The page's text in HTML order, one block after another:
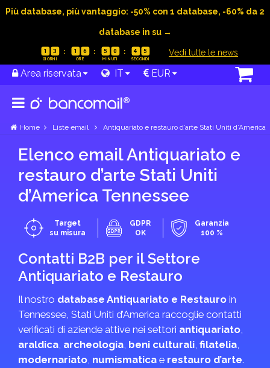
Più database, più vantaggio: -50% con 1 database, -60% da 2
database in su →
1 3 1 6 5 0 4 4 Vedi tutte le news
Area riservata IT EUR
Home Liste email Antiquariato e restauro d’arte Stati Uniti d’America
Elenco email Antiquariato e
restauro d’arte Stati Uniti
d’America Tennessee
Target
su misura
GDPR
OK
Garanzia
100 %
Contatti B2B per il Settore
Antiquariato e Restauro
Il nostro database Antiquariato e Restauro in
Tennessee, Stati Uniti d’America raccoglie contatti
verificati di aziende attive nei settori antiquariato,
araldica, archeologia, beni culturali, filatelia,
modernariato, numismatica e restauro d’arte.